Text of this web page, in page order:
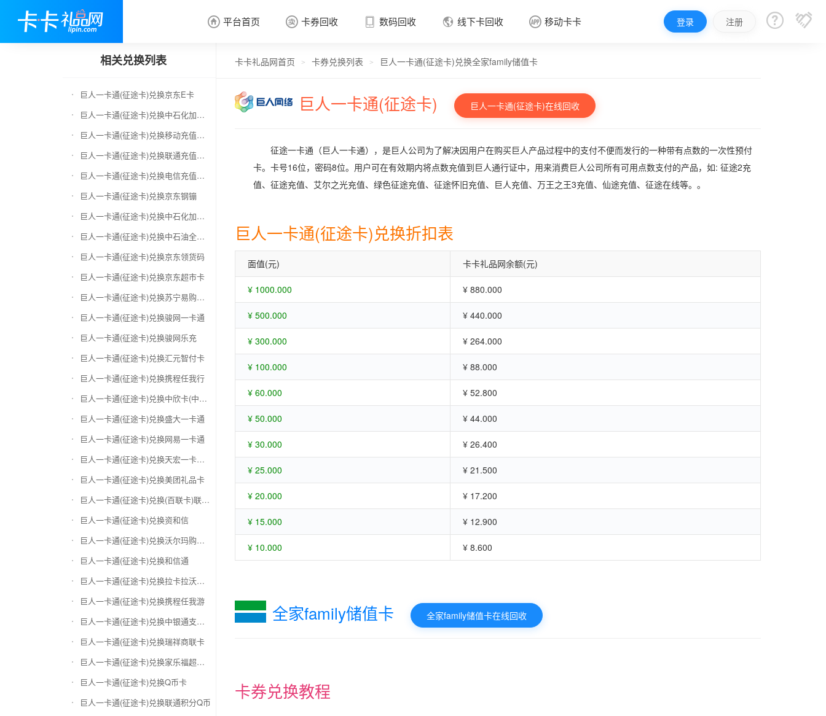
 平台首页  卡券回收
 卡券回收
 数码回收  线下卡回收  移动卡卡 登录 注册  
相关兑换列表
巨人一卡通(征途卡)兑换京东E卡
巨人一卡通(征途卡)兑换中石化加油卡
巨人一卡通(征途卡)兑换移动充值卡（面值千万别选错）
巨人一卡通(征途卡)兑换联通充值卡（面值千万别选错）
巨人一卡通(征途卡)兑换电信充值卡（面值千万别选错）
巨人一卡通(征途卡)兑换京东钢镚
巨人一卡通(征途卡)兑换中石化加油卡无卡号（面值千万别选错）
巨人一卡通(征途卡)兑换中石油全国充值卡
巨人一卡通(征途卡)兑换京东领货码
巨人一卡通(征途卡)兑换京东超市卡
巨人一卡通(征途卡)兑换苏宁易购礼品卡
巨人一卡通(征途卡)兑换骏网一卡通
巨人一卡通(征途卡)兑换骏网乐充
巨人一卡通(征途卡)兑换汇元智付卡
巨人一卡通(征途卡)兑换携程任我行
巨人一卡通(征途卡)兑换中欣卡(中欣通卡)
巨人一卡通(征途卡)兑换盛大一卡通
巨人一卡通(征途卡)兑换网易一卡通
巨人一卡通(征途卡)兑换天宏一卡通（易冲天宏卡）
巨人一卡通(征途卡)兑换美团礼品卡
巨人一卡通(征途卡)兑换(百联卡)联华ok卡
巨人一卡通(征途卡)兑换资和信
巨人一卡通(征途卡)兑换沃尔玛购物卡
巨人一卡通(征途卡)兑换和信通
巨人一卡通(征途卡)兑换拉卡拉沃尔玛
巨人一卡通(征途卡)兑换携程任我游
巨人一卡通(征途卡)兑换中银通支付(银联购物卡)
巨人一卡通(征途卡)兑换瑞祥商联卡
巨人一卡通(征途卡)兑换家乐福超市卡
巨人一卡通(征途卡)兑换Q币卡
巨人一卡通(征途卡)兑换联通积分Q币
卡卡礼品网首页 > 卡券兑换列表 > 巨人一卡通(征途卡)兑换全家family储值卡
巨人一卡通(征途卡) 巨人一卡通(征途卡)在线回收
征途一卡通（巨人一卡通），是巨人公司为了解决因用户在购买巨人产品过程中的支付不便而发行的一种带有点数的一次性预付
卡。卡号16位，密码8位。用户可在有效期内将点数充值到巨人通行证中，用来消费巨人公司所有可用点数支付的产品，如: 征途2充
值、征途充值、艾尔之光充值、绿色征途充值、征途怀旧充值、巨人充值、万王之王3充值、仙途充值、征途在线等。。
巨人一卡通(征途卡)兑换折扣表
面值(元) 卡卡礼品网余额(元)
¥ 1000.000 ¥ 880.000
¥ 500.000 ¥ 440.000
¥ 300.000 ¥ 264.000
¥ 100.000 ¥ 88.000
¥ 60.000 ¥ 52.800
¥ 50.000 ¥ 44.000
¥ 30.000 ¥ 26.400
¥ 25.000 ¥ 21.500
¥ 20.000 ¥ 17.200
¥ 15.000 ¥ 12.900
¥ 10.000 ¥ 8.600
全家family储值卡 全家family储值卡在线回收
卡券兑换教程